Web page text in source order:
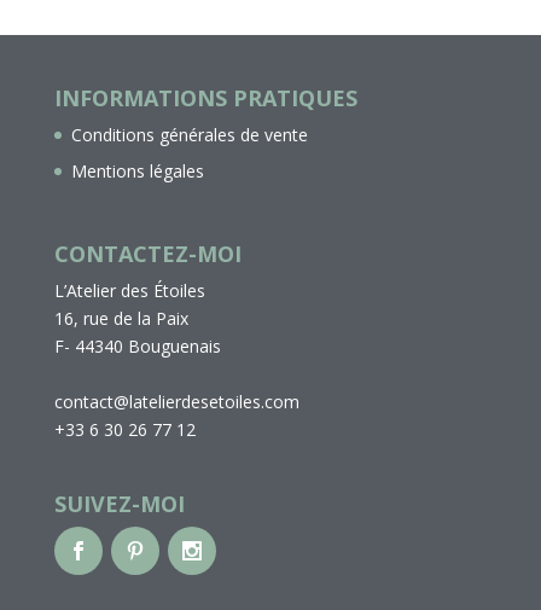
INFORMATIONS PRATIQUES
Conditions générales de vente
Mentions légales
CONTACTEZ-MOI
L’Atelier des Étoiles
16, rue de la Paix
F- 44340 Bouguenais
contact@latelierdesetoiles.com
+33 6 30 26 77 12
SUIVEZ-MOI